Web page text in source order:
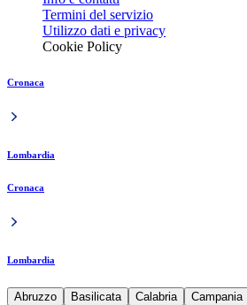
Termini del servizio
Utilizzo dati e privacy
Cookie Policy
Cronaca
Lombardia
Cronaca
Lombardia
Abruzzo Basilicata Calabria Campania